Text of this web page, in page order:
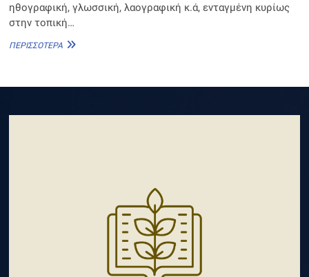
ηθογραφική, γλωσσική, λαογραφική κ.ά, ενταγμένη κυρίως
στην τοπική…
ΠΕΡΙΣΣΌΤΕΡΑ ΔΗΜΉΤΡΙΟΣ